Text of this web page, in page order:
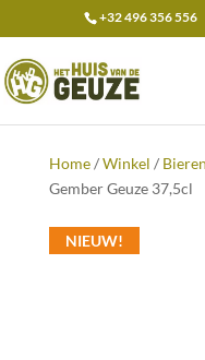
+32 496 356 556
naar:
Home/Winkel /
Gember Geuze 37,5cl
NIEUW!